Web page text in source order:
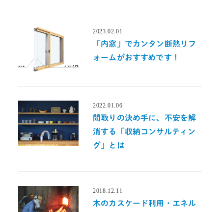
「内窓」でカンタン断熱リフ
ォームがおすすめです！
2023.02.01
間取りの決め手に、不安を解
消する「収納コンサルティン
グ」とは
2022.01.06
木のカスケード利用・エネル
投稿日
2018.12.11